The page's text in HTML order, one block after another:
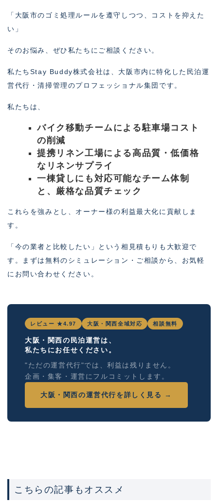
「大阪市のゴミ処理ルールを遵守しつつ、コストを抑えた
い」
そのお悩み、ぜひ私たちにご相談ください。
私たちStay Buddy株式会社は、大阪市内に特化した民泊運
営代行・清掃管理のプロフェッショナル集団です。
私たちは、
バイク移動チームによる駐車場コスト
の削減
提携リネン工場による高品質・低価格
なリネンサプライ
一棟貸しにも対応可能なチーム体制
と、厳格な品質チェック
これらを強みとし、オーナー様の利益最大化に貢献しま
す。
「今の業者と比較したい」という相見積もりも大歓迎で
す。まずは無料のシミュレーション・ご相談から、お気軽
にお問い合わせください。
レビュー ★4.97 大阪・関西全域対応 相談無料
大阪・関西の民泊運営は、
私たちにお任せください。
"ただの運営代行"では、利益は残りません。
企画・集客・運営にフルコミットします。
大阪・関西の運営代行を詳しく見る →
こちらの記事もオススメ